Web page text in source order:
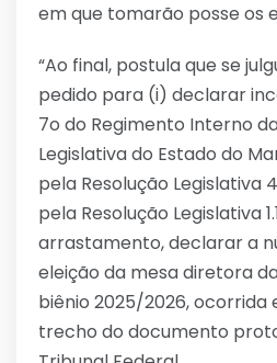
em que tomarão posse os
“Ao final, postula que se
pedido para (i) declarar
7o do Regimento Interno
Legislativa do Estado do
pela Resolução Legislativa
pela Resolução Legislativa
arrastamento, declarar a
eleição da mesa diretora
biênio 2025/2026, ocorrida
trecho do documento